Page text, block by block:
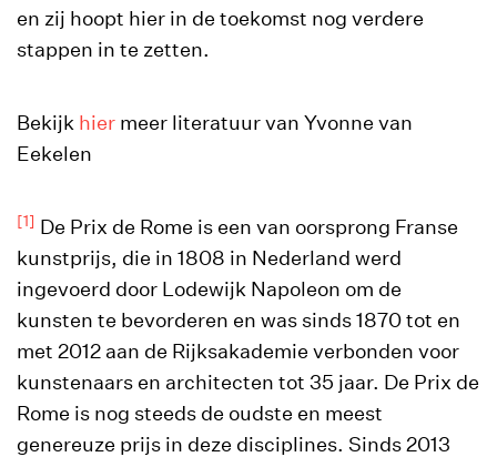
en zij hoopt hier in de toekomst nog verdere
stappen in te zetten.
Bekijk hier meer literatuur van Yvonne van
Eekelen
[1] De Prix de Rome is een van oorsprong Franse
kunstprijs, die in 1808 in Nederland werd
ingevoerd door Lodewijk Napoleon om de
kunsten te bevorderen en was sinds 1870 tot en
met 2012 aan de Rijksakademie verbonden voor
kunstenaars en architecten tot 35 jaar. De Prix de
Rome is nog steeds de oudste en meest
genereuze prijs in deze disciplines. Sinds 2013